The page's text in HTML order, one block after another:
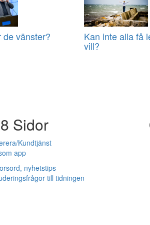
de vänster? Kan inte alla få
vill?
Sidor
Kundtjänst
app
nyhetstips
till tidningen